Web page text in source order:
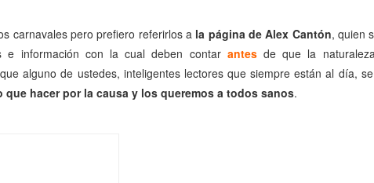
carnavales pero prefiero referirlos a la página de Alex Cantón, quien
e información con la cual deben contar antesde que la
alguno de ustedes, inteligentes lectores que siempre están al día,
hacer por la causa y los queremos a todos sanos.